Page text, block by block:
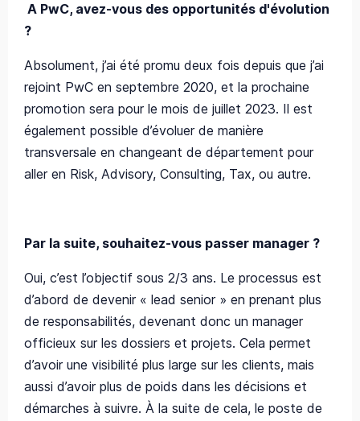
A PwC, avez-vous des opportunités d'évolution
?
Absolument, j’ai été promu deux fois depuis que j’ai
rejoint PwC en septembre 2020, et la prochaine
promotion sera pour le mois de juillet 2023. Il est
également possible d’évoluer de manière
transversale en changeant de département pour
aller en Risk, Advisory, Consulting, Tax, ou autre.
Par la suite, souhaitez-vous passer manager ?
Oui, c’est l’objectif sous 2/3 ans. Le processus est
d’abord de devenir « lead senior » en prenant plus
de responsabilités, devenant donc un manager
officieux sur les dossiers et projets. Cela permet
d’avoir une visibilité plus large sur les clients, mais
aussi d’avoir plus de poids dans les décisions et
démarches à suivre. À la suite de cela, le poste de